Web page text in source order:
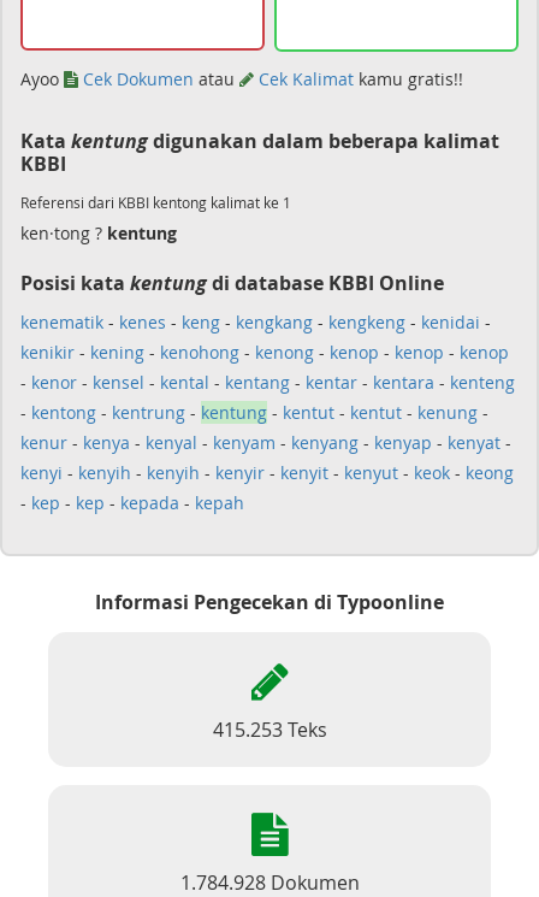
Ayoo Cek Dokumen atau Cek Kalimat kamu gratis!!
Kata kentungdigunakan dalam beberapa kalimat
KBBI
Referensi dari KBBI kentong kalimat ke 1
ken·tong ? kentung
Posisi kata kentungdi database KBBI Online
kenematik - kenes - keng - kengkang - kengkeng - kenidai -
kenikir - kening - kenohong - kenong - kenop - kenop - kenop
- kenor - kensel - kental - kentang - kentar - kentara - kenteng
- kentong - kentrung - kentung - kentut - kentut - kenung -
kenur - kenya - kenyal - kenyam - kenyang - kenyap - kenyat -
kenyi - kenyih - kenyih - kenyir - kenyit - kenyut - keok - keong
- kep - kep - kepada - kepah
Informasi Pengecekan di Typoonline
415.253 Teks
1.784.928 Dokumen